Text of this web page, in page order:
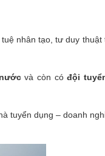
nhân tạo, tư duy thuật
và còn cóđội
tuyển dụng – doanh